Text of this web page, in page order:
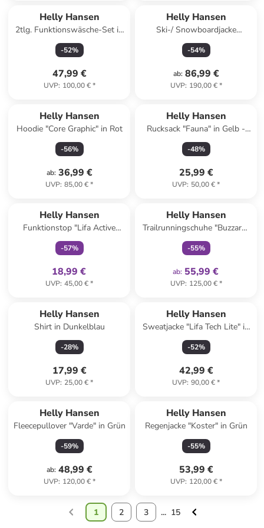
Helly Hansen
2tlg. Funktionswäsche-Set in
Rosa/ Mint
-52%
47,99 €
UVP: 100,00 €*
Helly Hansen
Ski-/ Snowboardjacke
"Summit 2.0" in Khaki/ Grau
-54%
ab: 86,99 €
UVP: 190,00 €*
Helly Hansen
Hoodie "Core Graphic" in Rot
-56%
ab: 36,99 €
UVP: 85,00 €*
Helly Hansen
Rucksack "Fauna" in Gelb -
(B)16,5 x (H)32 x (T)13 cm
-48%
25,99 €
UVP: 50,00 €*
Helly Hansen
Funktionstop "Lifa Active
Solen" in Beige
-57%
18,99 €
UVP: 45,00 €*
Helly Hansen
Trailrunningschuhe "Buzzard"
in Lila/ Orange
-55%
ab: 55,99 €
UVP: 125,00 €*
Helly Hansen
Shirt in Dunkelblau
-28%
17,99 €
UVP: 25,00 €*
Helly Hansen
Sweatjacke "Lifa Tech Lite" in
Orange
-52%
42,99 €
UVP: 90,00 €*
Helly Hansen
Fleecepullover "Varde" in Grün
-59%
ab: 48,99 €
UVP: 120,00 €*
Helly Hansen
Regenjacke "Koster" in Grün
-55%
53,99 €
UVP: 120,00 €*
1 2 3 ... 15